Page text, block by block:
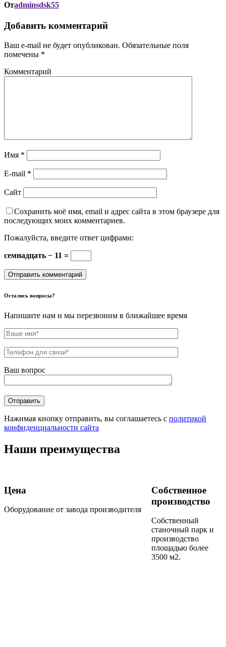
Отadminsdsk55
Добавить комментарий
Ваш e-mail не будет опубликован. Обязательные поля
помечены *
Комментарий
Имя *
E-mail *
Сайт
Сохранить моё имя, email и адрес сайта в этом браузере для
последующих моих комментариев.
Пожалуйста, введите ответ цифрами:
семнадцать − 11 =
Остались вопросы?
Напишите нам и мы перезвоним в ближайшее время
Ваш вопрос
Нажимая кнопку отправить, вы соглашаетесь с политикой
конфиденциальности сайта
Наши преимущества
Цена
Оборудование от завода производителя
Собственное
производство
Собственный
станочный парк и
производство
площадью более
3500 м2.